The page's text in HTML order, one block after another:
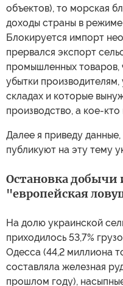
объектов), то морская
доходы страны в режиме
Блокируется импорт
прервался экспорт
промышленных
убытки
складах и которые
производство, а кое-кто
Далее я приведу
публикуют на эту тему
Остановка добычи
"европейская
На долю украинской
приходилось 53,7%
Одесса (44,2 миллиона
составляла железная
прошлом году),